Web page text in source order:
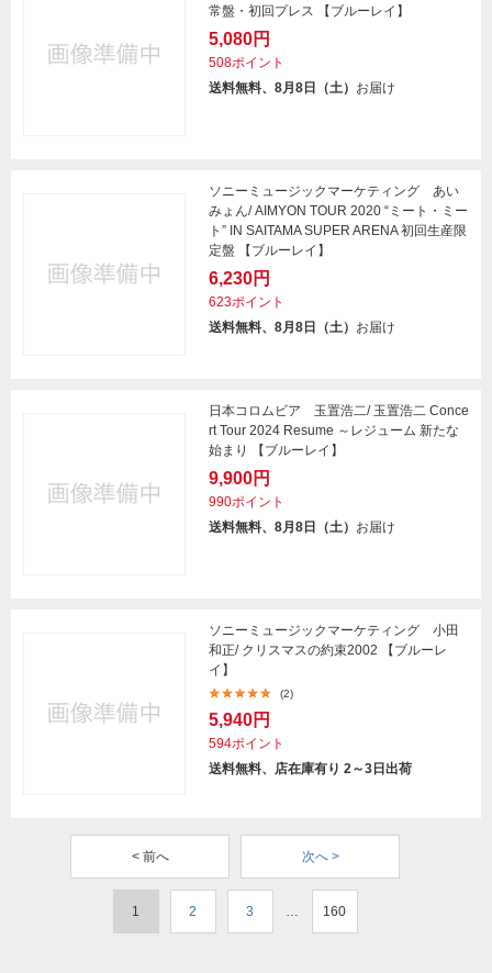
常盤・初回プレス 【ブルーレイ】
5,080円
508ポイント
送料無料、8月8日（土） お届け
ソニーミュージックマーケティング あい
みょん/ AIMYON TOUR 2020 “ミート・ミー
ト” IN SAITAMA SUPER ARENA 初回生産限
定盤 【ブルーレイ】
6,230円
623ポイント
送料無料、8月8日（土） お届け
日本コロムビア 玉置浩二/ 玉置浩二 Conce
rt Tour 2024 Resume ～レジューム 新たな
始まり 【ブルーレイ】
9,900円
990ポイント
送料無料、8月8日（土） お届け
ソニーミュージックマーケティング 小田
和正/ クリスマスの約束2002 【ブルーレ
イ】
(2)
5,940円
594ポイント
送料無料、店在庫有り 2～3日出荷
< 前へ 次へ >
1 2 3 … 160